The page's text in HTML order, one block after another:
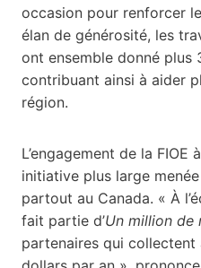
occasion pour renforcer
élan de générosité, les
ont ensemble donné plus
contribuant ainsi à aider
région.
L’engagement de la FIOE
initiative plus large
partout au Canada. « À
fait partie d’Un million de
partenaires qui collectent